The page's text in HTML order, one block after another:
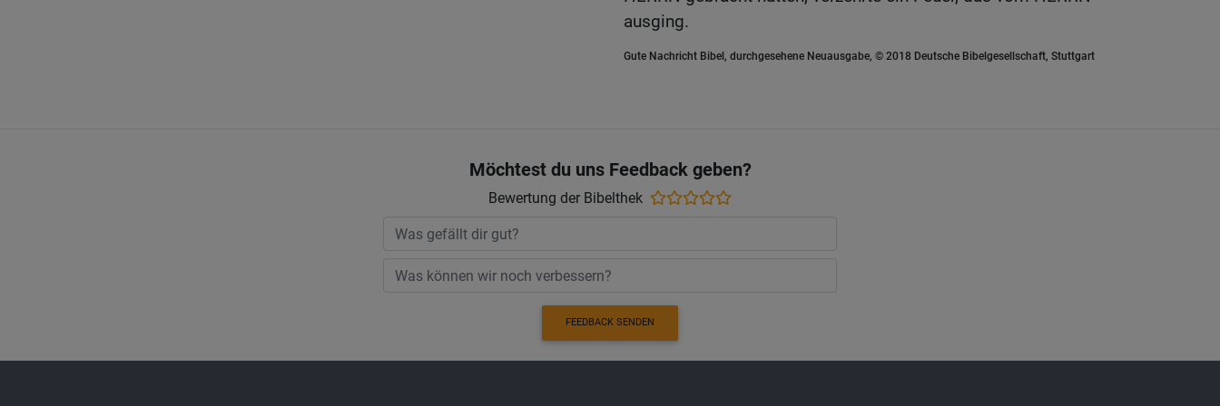
ausging.
Gute Nachricht Bibel, durchgesehene Neuausgabe, © 2018 Deutsche Bibelgesellschaft, Stuttgart
Möchtest du uns Feedback geben?
Bewertung der Bibelthek
FEEDBACK SENDEN